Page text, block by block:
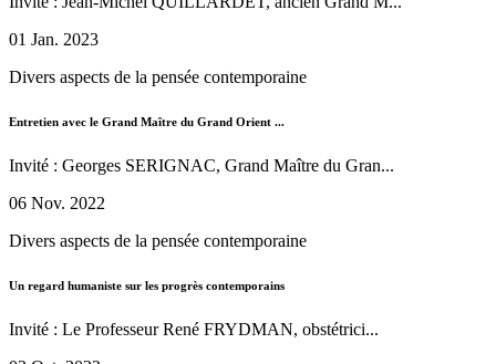
01 Jan. 2023
Divers aspects de la pensée contemporaine
Entretien avec le Grand Maître du Grand Orient ...
Invité : Georges SERIGNAC, Grand Maître du Gran...
06 Nov. 2022
Divers aspects de la pensée contemporaine
Un regard humaniste sur les progrès contemporains
Invité : Le Professeur René FRYDMAN, obstétrici...